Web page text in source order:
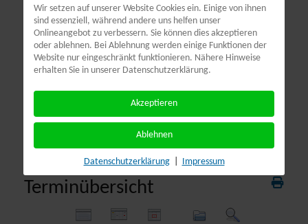
Terminübersicht
Wir setzen auf unserer Website Cookies ein. Einige von ihnen
sind essenziell, während andere uns helfen unser
Onlineangebot zu verbessern. Sie können dies akzeptieren
oder ablehnen. Bei Ablehnung werden einige Funktionen der
Website nur eingeschränkt funktionieren. Nähere Hinweise
erhalten Sie in unserer Datenschutzerklärung.
Akzeptieren
Ablehnen
Datenschutzerklärung Impressum